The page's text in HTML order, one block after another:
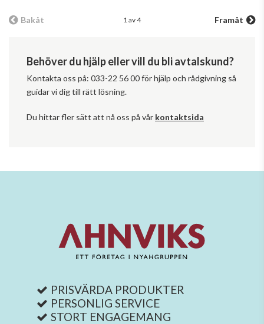
Bakåt 1 av 4 Framåt
Behöver du hjälp eller vill du bli avtalskund?
Kontakta oss på: 033-22 56 00 för hjälp och rådgivning så
guidar vi dig till rätt lösning.
Du hittar fler sätt att nå oss på vår kontaktsida
PRISVÄRDA PRODUKTER
PERSONLIG SERVICE
STORT ENGAGEMANG